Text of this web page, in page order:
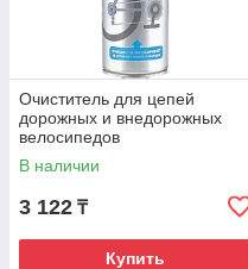
Очиститель для цепей
дорожных и внедорожных
велосипедов
В наличии
3 122 ₸
Купить